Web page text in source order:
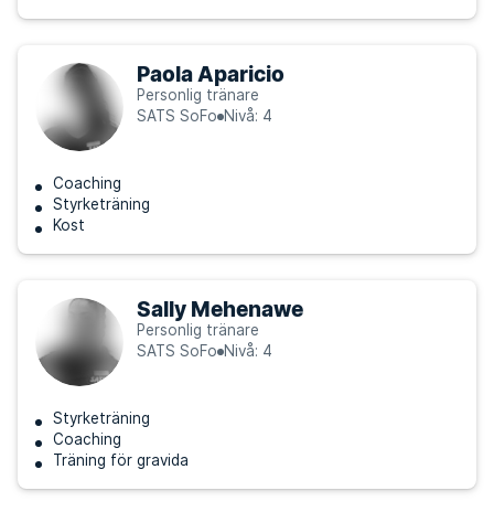
Paola Aparicio
Personlig tränare
SATS SoFo Nivå: 4
Coaching
Styrketräning
Kost
Sally Mehenawe
Personlig tränare
SATS SoFo Nivå: 4
Styrketräning
Coaching
Träning för gravida